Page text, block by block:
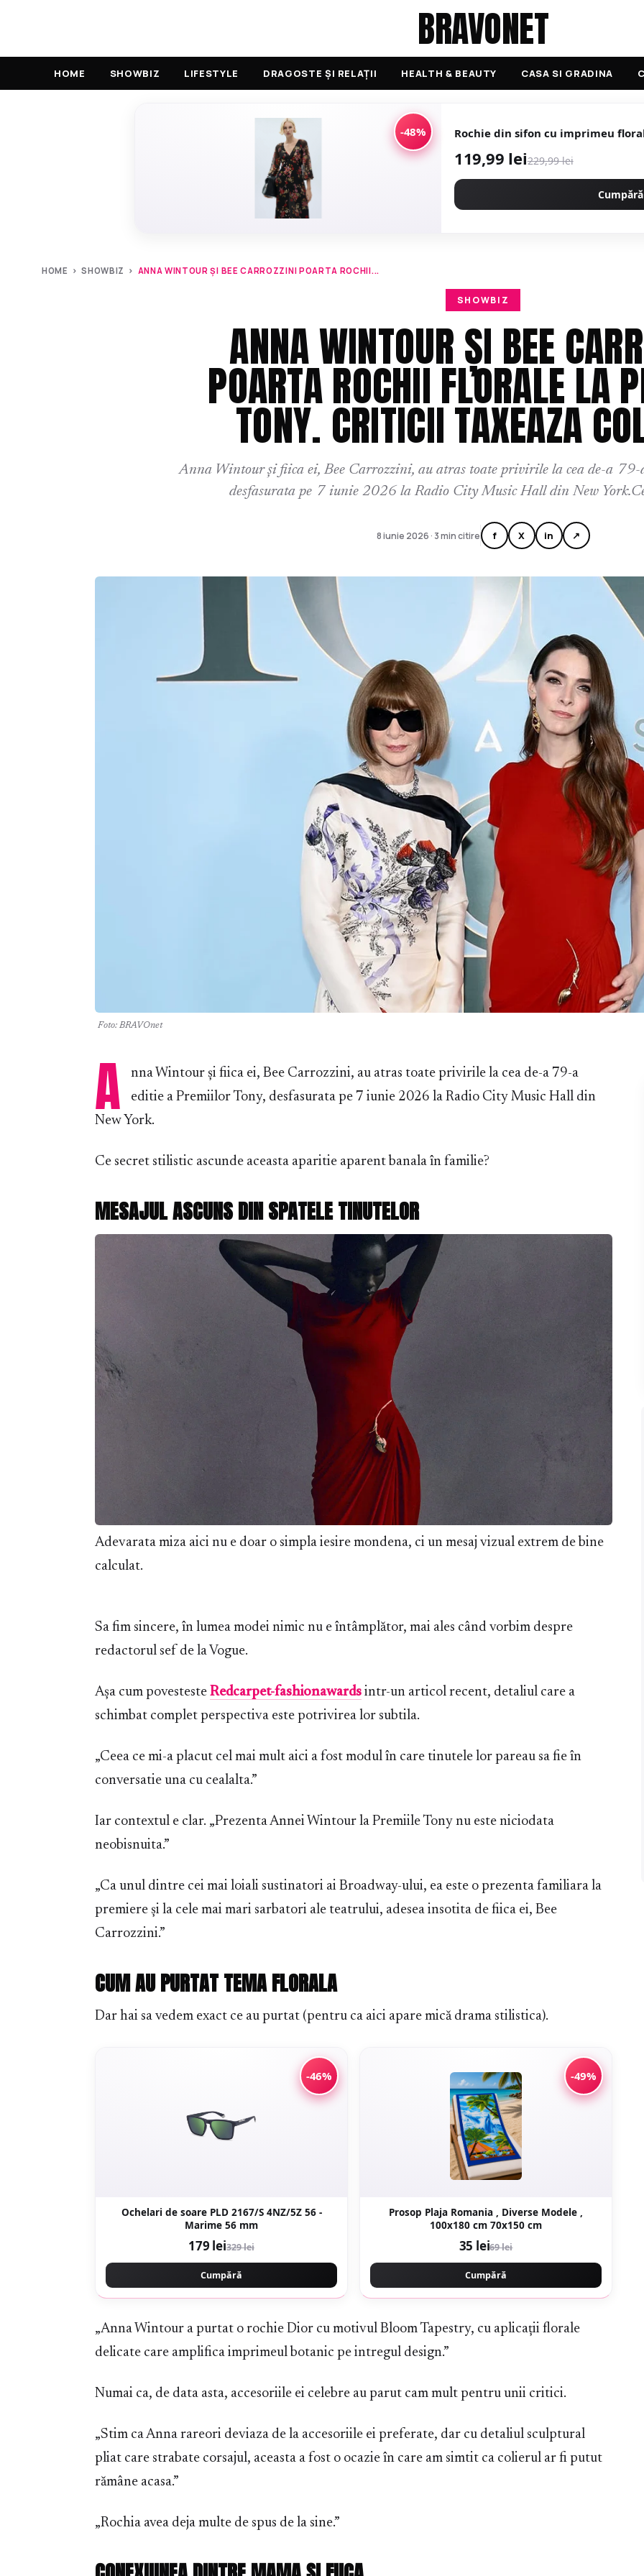
BRAVONET
HOME SHOWBIZ LIFESTYLE DRAGOSTE ȘI RELAȚII HEALTH & BEAUTY CASA SI GRADINA
-48% Rochie din sifon cu imprimeu
119,99 lei229,99 lei
HOME ›SHOWBIZ › ANNA WINTOUR ȘI BEE CARROZZINI POARTA ROCHII...
SHOWBIZ
ANNA WINTOUR ȘI BEE
POARTA ROCHII FLORALE LA
TONY. CRITICII TAXEAZA
Anna Wintour și fiica ei, Bee Carrozzini, au atras toate privirile la cea de-a
desfasurata pe 7 iunie 2026 la Radio City Music Hall din New
8 iunie 2026 · 3 min citire f X in ↗
Foto: BRAVOnet
A
nna Wintour și fiica ei, Bee Carrozzini, au atras toate privirile la cea de-a 79-a
editie a Premiilor Tony, desfasurata pe 7 iunie 2026 la Radio City Music Hall din
New York.
Ce secret stilistic ascunde aceasta aparitie aparent banala în familie?
MESAJUL ASCUNS DIN SPATELE TINUTELOR
Adevarata miza aici nu e doar o simpla iesire mondena, ci un mesaj vizual extrem de bine
calculat.
Sa fim sincere, în lumea modei nimic nu e întâmplător, mai ales când vorbim despre
redactorul sef de la Vogue.
Așa cum povesteste Redcarpet-fashionawards intr-un articol recent, detaliul care a
schimbat complet perspectiva este potrivirea lor subtila.
„Ceea ce mi-a placut cel mai mult aici a fost modul în care tinutele lor pareau sa fie în
conversatie una cu cealalta.”
Iar contextul e clar. „Prezenta Annei Wintour la Premiile Tony nu este niciodata
neobisnuita.”
„Ca unul dintre cei mai loiali sustinatori ai Broadway-ului, ea este o prezenta familiara la
premiere și la cele mai mari sarbatori ale teatrului, adesea insotita de fiica ei, Bee
Carrozzini.”
CUM AU PURTAT TEMA FLORALA
Dar hai sa vedem exact ce au purtat (pentru ca aici apare mică drama stilistica).
-46%
Ochelari de soare PLD 2167/S 4NZ/5Z 56 -
Marime 56 mm
179 lei329 lei
Cumpără
-49%
Prosop Plaja Romania , Diverse Modele ,
100x180 cm 70x150 cm
35 lei69 lei
Cumpără
„Anna Wintour a purtat o rochie Dior cu motivul Bloom Tapestry, cu aplicații florale
delicate care amplifica imprimeul botanic pe intregul design.”
Numai ca, de data asta, accesoriile ei celebre au parut cam mult pentru unii critici.
„Stim ca Anna rareori deviaza de la accesoriile ei preferate, dar cu detaliul sculptural
pliat care strabate corsajul, aceasta a fost o ocazie în care am simtit ca colierul ar fi putut
rămâne acasa.”
„Rochia avea deja multe de spus de la sine.”